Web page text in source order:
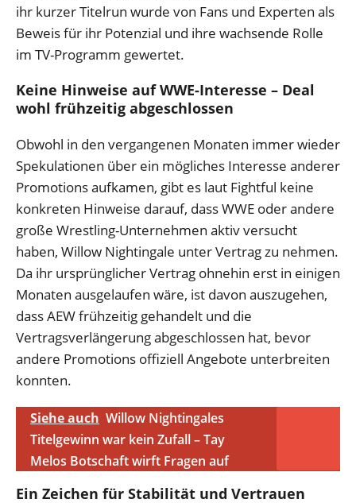
ihr kurzer Titelrun wurde von Fans und Experten als
Beweis für ihr Potenzial und ihre wachsende Rolle
im TV-Programm gewertet.
Keine Hinweise auf WWE-Interesse – Deal
wohl frühzeitig abgeschlossen
Obwohl in den vergangenen Monaten immer wieder
Spekulationen über ein mögliches Interesse anderer
Promotions aufkamen, gibt es laut Fightful keine
konkreten Hinweise darauf, dass WWE oder andere
große Wrestling-Unternehmen aktiv versucht
haben, Willow Nightingale unter Vertrag zu nehmen.
Da ihr ursprünglicher Vertrag ohnehin erst in einigen
Monaten ausgelaufen wäre, ist davon auszugehen,
dass AEW frühzeitig gehandelt und die
Vertragsverlängerung abgeschlossen hat, bevor
andere Promotions offiziell Angebote unterbreiten
konnten.
Siehe auch Willow Nightingales
Titelgewinn war kein Zufall – Tay
Melos Botschaft wirft Fragen auf
Ein Zeichen für Stabilität und Vertrauen